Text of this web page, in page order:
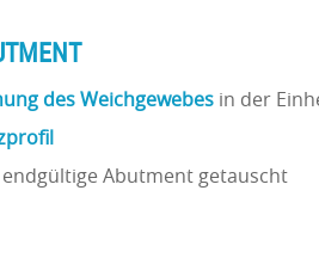
des Weichgewebes in der
Abutment getauscht